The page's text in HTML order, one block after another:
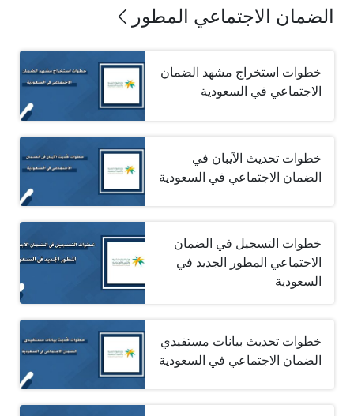
الضمان الاجتماعي المطور
خطوات استخراج مشهد الضمان
الاجتماعي في السعودية
خطوات تحديث الآيبان في
الضمان الاجتماعي في السعودية
خطوات التسجيل في الضمان
الاجتماعي المطور الجديد في
السعودية
خطوات تحديث بيانات مستفيدي
الضمان الاجتماعي في السعودية